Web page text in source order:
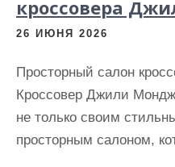
кроссовера
26 ИЮНЯ 2026
Просторный салон
Кроссовер Джили
не только своим
просторным салоном,